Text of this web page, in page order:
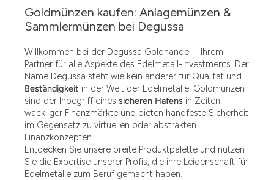
Goldmünzen kaufen: Anlagemünzen &
Sammlermünzen bei Degussa
Willkommen bei der Degussa Goldhandel – Ihrem
Partner für alle Aspekte des Edelmetall-Investments. Der
Name Degussa steht wie kein anderer für Qualität und
Beständigkeit in der Welt der Edelmetalle. Goldmünzen
sind der Inbegriff eines sicheren Hafens in Zeiten
wackliger Finanzmärkte und bieten handfeste Sicherheit
im Gegensatz zu virtuellen oder abstrakten
Finanzkonzepten.
Entdecken Sie unsere breite Produktpalette und nutzen
Sie die Expertise unserer Profis, die ihre Leidenschaft für
Edelmetalle zum Beruf gemacht haben.